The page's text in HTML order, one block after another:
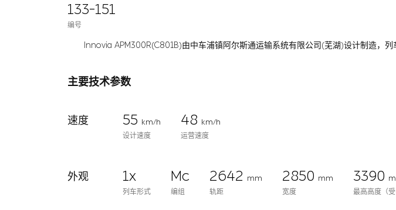
133-151
编号
Innovia APM300R(C801B)由中车浦镇阿尔斯通运输系统有限公司(芜湖)设计制造，
主要技术参数
速度 55 km/h
设计速度
48 km/h
运营速度
外观 1x
列车形式
Mc
编组
2642
mm
轨距
2850 mm
宽度
3390
最高高度（受